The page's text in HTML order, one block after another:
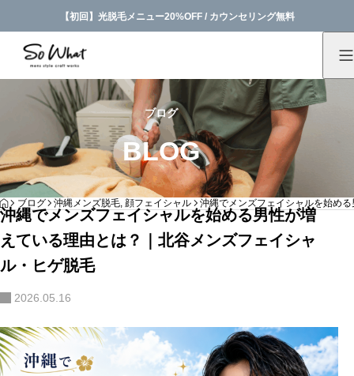
【初回】光脱毛メニュー20%OFF / カウンセリング無料
ブログ
BLOG
HOME
ブログ 沖縄メンズ脱毛, 顔フェイシャル 沖縄でメンズフェイシャルを始め
沖縄でメンズフェイシャルを始める男性が増
えている理由とは？｜北谷メンズフェイシャ
ル・ヒゲ脱毛
2026.05.16